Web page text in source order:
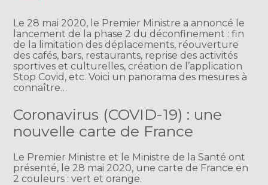
Le 28 mai 2020, le Premier Ministre a annoncé le
lancement de la phase 2 du déconfinement : fin
de la limitation des déplacements, réouverture
des cafés, bars, restaurants, reprise des activités
sportives et culturelles, création de l’application
Stop Covid, etc. Voici un panorama des mesures à
connaître…
Coronavirus (COVID-19) : une
nouvelle carte de France
Le Premier Ministre et le Ministre de la Santé ont
présenté, le 28 mai 2020, une carte de France en
2 couleurs : vert et orange.